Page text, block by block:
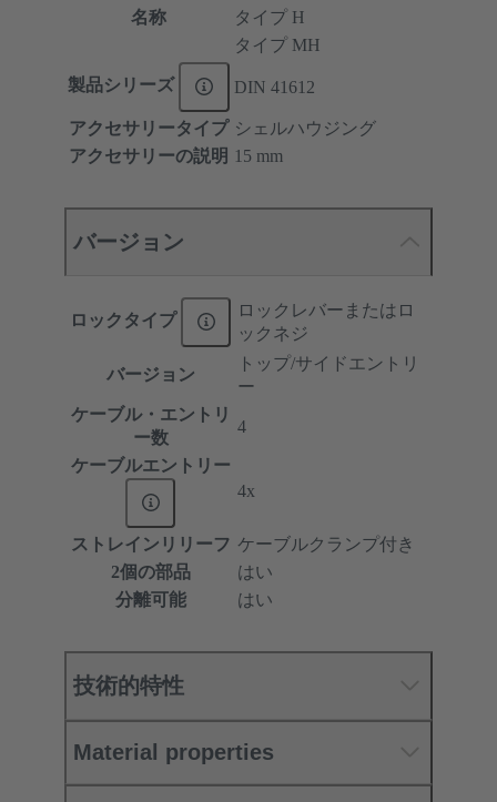
名称
タイプ H
タイプ MH
製品シリーズ DIN 41612
アクセサリータイプ シェルハウジング
アクセサリーの説明 15 mm
バージョン
ロックタイプ
ロックレバーまたはロ
ックネジ
バージョン
トップ/サイドエントリ
ー
ケーブル・エントリ
ー数
4
ケーブルエントリー
4x
ストレインリリーフ ケーブルクランプ付き
2個の部品
はい
分離可能
はい
技術的特性
Material properties